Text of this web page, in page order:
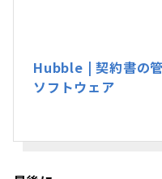
Hubble | 契約書の
ソフトウェア